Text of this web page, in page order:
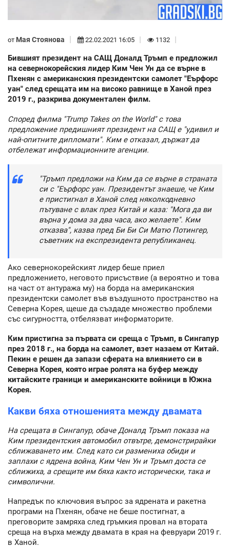
от Мая Стоянова 22.02.2021 16:05 1132
Бившият президент на САЩ Доналд Тръмп е предложил
на севернокорейския лидер Ким Чен Ун да се върне в
Пхенян с американския президентски самолет "Еърфорс
уан" след срещата им на високо равнище в Ханой през
2019 г., разкрива документален филм.
Според филма "Trump Takes on the World" с това
предложение предишният президент на САЩ е "удивил и
най-опитните дипломати". Ким е отказал, държат да
отбележат информационните агенции.
"Тръмп предложи на Ким да се върне в страната
си с "Еърфорс уан. Президентът знаеше, че Ким
е пристигнал в Ханой след няколкодневно
пътуване с влак през Китай и каза: "Мога да ви
върна у дома за два часа, ако желаете". Ким
отказва", казва пред Би Би Си Матю Потингер,
съветник на експрезидента републиканец.
Ако севернокорейският лидер беше приел
предложението, неговото присъствие (а вероятно и това
на част от антуража му) на борда на американския
президентски самолет във въздушното пространство на
Северна Корея, щеше да създаде множество проблеми
със сигурността, отбелязват информаторите.
Ким пристигна за първата си среща с Тръмп, в Сингапур
през 2018 г., на борда на самолет, взет назаем от Китай.
Пекин е решен да запази сферата на влиянието си в
Северна Корея, която играе ролята на буфер между
китайските граници и американските войници в Южна
Корея.
Какви бяха отношенията между двамата
На срещата в Сингапур, обаче Доналд Тръмп показа на
Ким президентския автомобил отвътре, демонстрирайки
сближаването им. След като си размениха обиди и
заплахи с ядрена война, Ким Чен Ун и Тръмп доста се
сближиха, а срещите им бяха както исторически, така и
символични.
Напредък по ключовия въпрос за ядрената и ракетна
програми на Пхенян, обаче не беше постигнат, а
преговорите замряха след гръмкия провал на втората
среща на върха между двамата в края на февруари 2019 г.
в Ханой.